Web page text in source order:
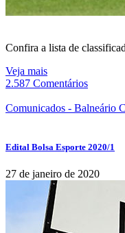
Confira a lista de
Veja mais
2.587 Comentários
Comunicados - Balneário
Edital Bolsa Esporte 2020/1
27 de janeiro de 2020